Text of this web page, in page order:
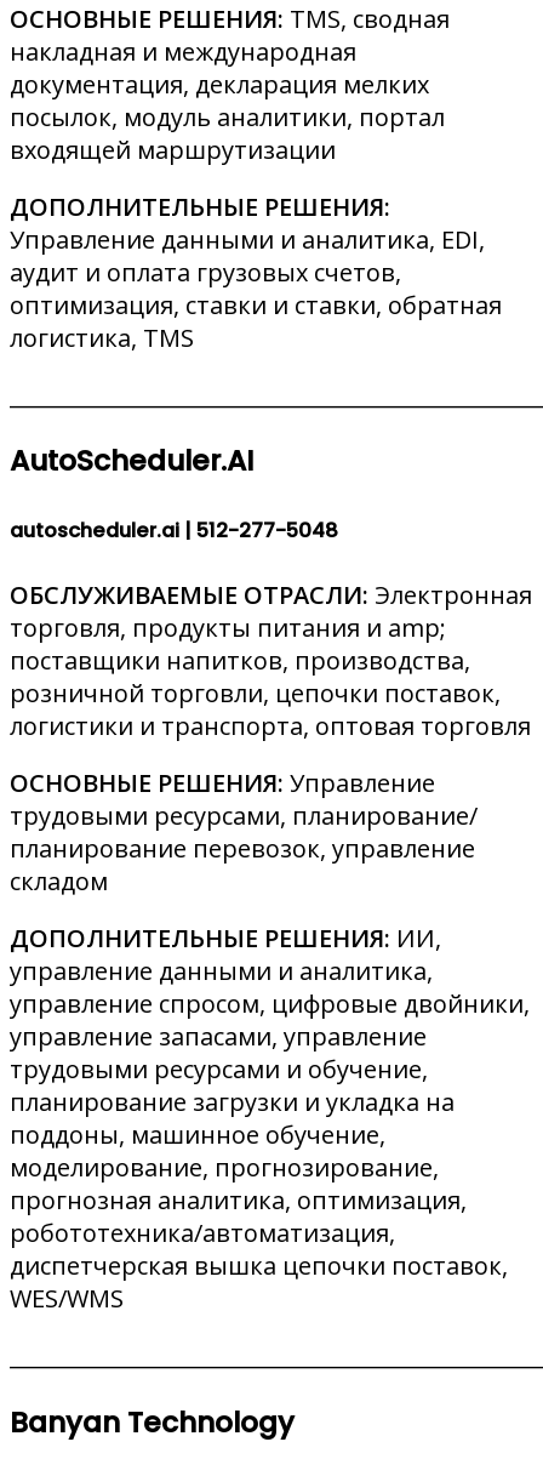
ОСНОВНЫЕ РЕШЕНИЯ: TMS, сводная
накладная и международная
документация, декларация мелких
посылок, модуль аналитики, портал
входящей маршрутизации
ДОПОЛНИТЕЛЬНЫЕ РЕШЕНИЯ:
Управление данными и аналитика, EDI,
аудит и оплата грузовых счетов,
оптимизация, ставки и ставки, обратная
логистика, TMS
AutoScheduler.AI
autoscheduler.ai | 512-277-5048
ОБСЛУЖИВАЕМЫЕ ОТРАСЛИ: Электронная
торговля, продукты питания и amp;
поставщики напитков, производства,
розничной торговли, цепочки поставок,
логистики и транспорта, оптовая торговля
ОСНОВНЫЕ РЕШЕНИЯ: Управление
трудовыми ресурсами, планирование/
планирование перевозок, управление
складом
ДОПОЛНИТЕЛЬНЫЕ РЕШЕНИЯ: ИИ,
управление данными и аналитика,
управление спросом, цифровые двойники,
управление запасами, управление
трудовыми ресурсами и обучение,
планирование загрузки и укладка на
поддоны, машинное обучение,
моделирование, прогнозирование,
прогнозная аналитика, оптимизация,
робототехника/автоматизация,
диспетчерская вышка цепочки поставок,
WES/WMS
Banyan Technology